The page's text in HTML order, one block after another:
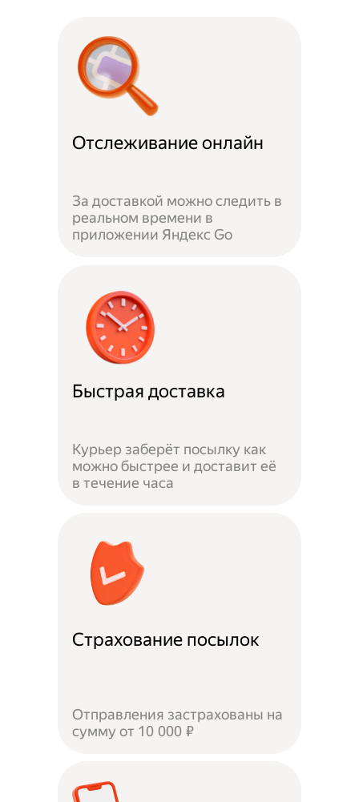
Отслеживание онлайн
За доставкой можно следить в
реальном времени в
приложении Яндекс Go
Быстрая доставка
Курьер заберёт посылку как
можно быстрее и доставит её
в течение часа
Страхование посылок
Отправления застрахованы на
сумму от 10 000 ₽